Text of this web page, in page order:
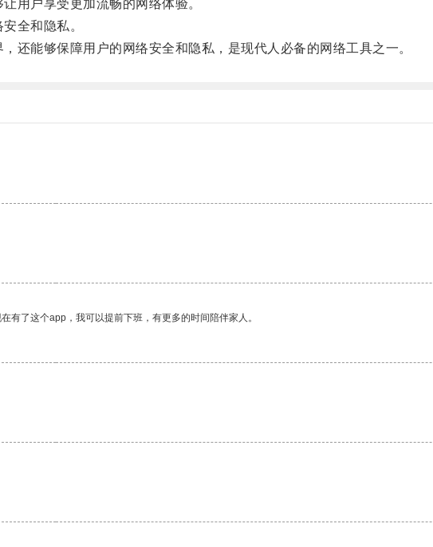
用户享受更加流畅的网络体验。
全和隐私。
能够保障用户的网络安全和隐私，是现代人必备的网络工具之一。
有了这个app，我可以提前下班，有更多的时间陪伴家人。